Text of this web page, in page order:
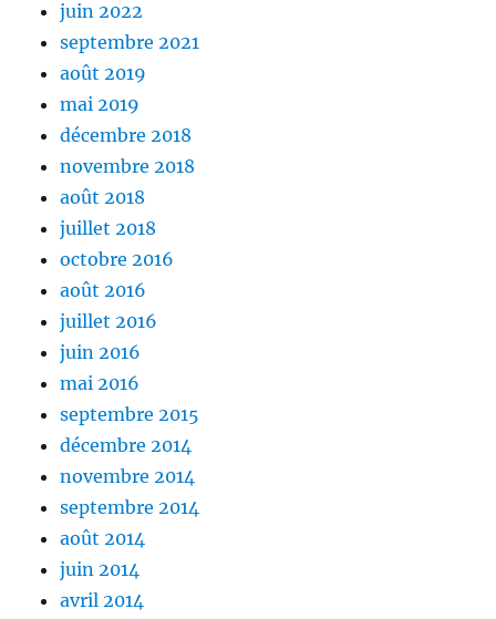
juin 2022
septembre 2021
août 2019
mai 2019
décembre 2018
novembre 2018
août 2018
juillet 2018
octobre 2016
août 2016
juillet 2016
juin 2016
mai 2016
septembre 2015
décembre 2014
novembre 2014
septembre 2014
août 2014
juin 2014
avril 2014